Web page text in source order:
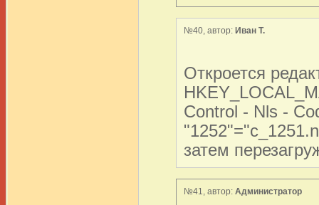
№40, автор: Иван Т.
Откроется
Control - Nls -
затем
№41, автор: Администратор